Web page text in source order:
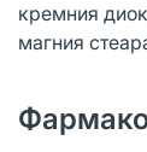
кремния
магния